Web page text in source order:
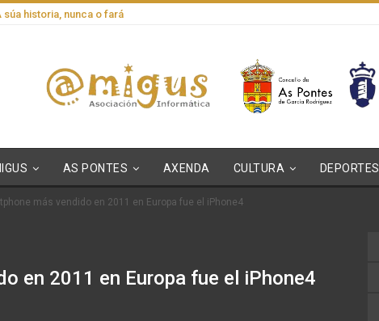
historia, nunca o fará
AS PONTES AXENDA CULTURA DEPORTES
más vendido en 2011 en Europa fue el iPhone4
en 2011 en Europa fue el iPhone4